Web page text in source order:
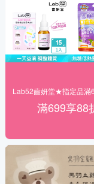
滿699享88